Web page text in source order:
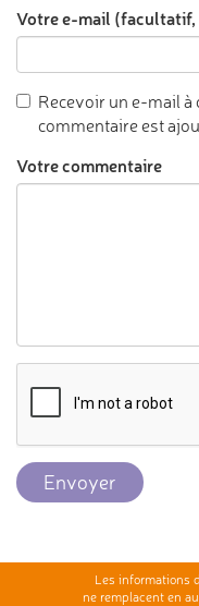
Votre e-mail (facultatif,
Recevoir un e-mail
commentaire est
Votre commentaire
Envoyer
Les informations
ne remplacent en